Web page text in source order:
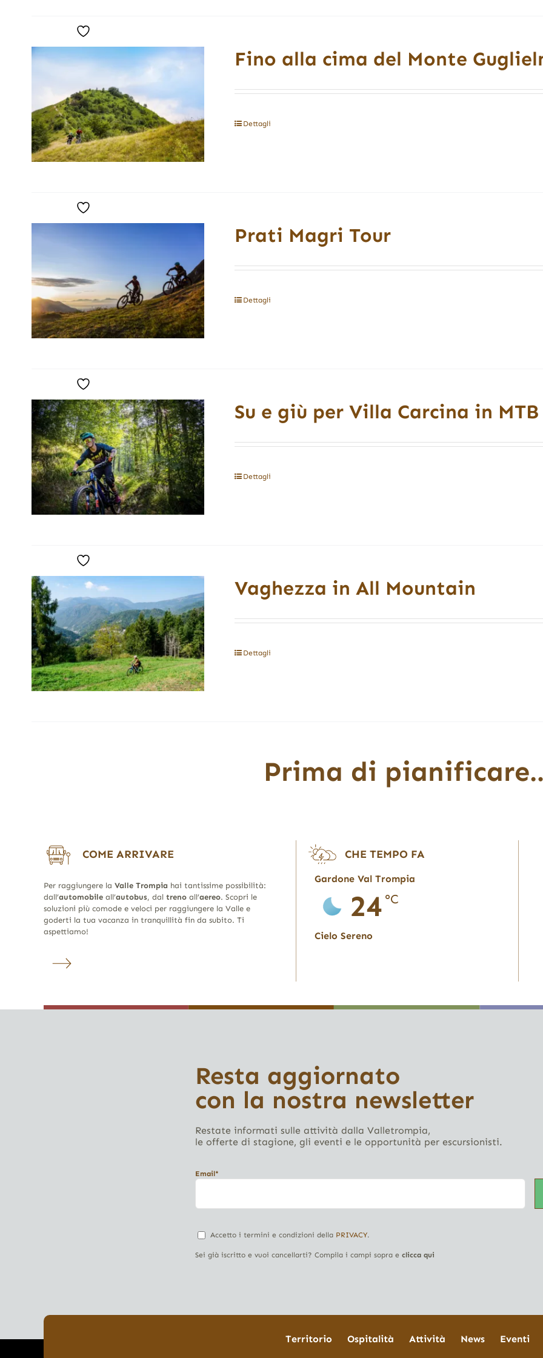
Fino alla cima del Monte
Dettagli
Prati Magri Tour
Dettagli
Su e giù per Villa Carcina in MTB
Dettagli
Vaghezza in All Mountain
Dettagli
Prima di
COME ARRIVARE
Per raggiungere la Valle Trompia hai tantissime possibilità:
dall’automobileall’autobus, dal trenoall’aereo. Scopri le
soluzioni più comode e veloci per raggiungere la Valle e
goderti la tua vacanza in tranquillità fin da subito. Ti
aspettiamo!
CHE TEMPO FA
Gardone Val Trompia
24 °C
Cielo Sereno
Resta aggiornato
con la nostra newsletter
Restate informati sulle attività dalla Valletrompia,
le offerte di stagione, gli eventi e le opportunità per escursionisti.
Email*
Accetto i termini e condizioni della PRIVACY.
Sei già iscritto e vuoi cancellarti? Compila i campi sopra e clicca qui
Territorio Ospitalità Attività News Eventi